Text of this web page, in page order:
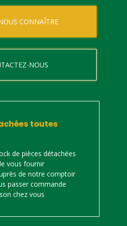
CONNAÎTRE
NOUS
toutes
de pièces détachées
vous fournir
de notre comptoir
passer commande
chez vous